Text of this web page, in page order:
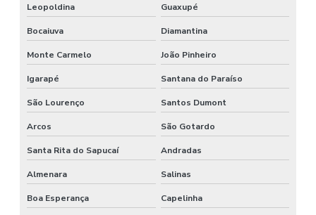
Leopoldina Guaxupé
Bocaiuva Diamantina
Monte Carmelo João Pinheiro
Igarapé Santana do Paraíso
São Lourenço Santos Dumont
Arcos São Gotardo
Santa Rita do Sapucaí Andradas
Almenara Salinas
Boa Esperança Capelinha